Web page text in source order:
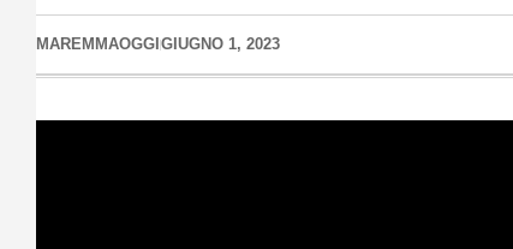
MAREMMAOGGI GIUGNO 1, 2023